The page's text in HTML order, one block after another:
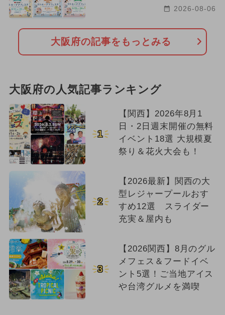
2026-08-06
大阪府の記事をもっとみる
大阪府の人気記事ランキング
1
【関西】2026年8月1
日・2日週末開催の無料
イベント18選 大規模夏
祭り＆花火大会も！
2
【2026最新】関西の大
型レジャープールおす
すめ12選 スライダー
充実＆屋内も
3
【2026関西】8月のグル
メフェス＆フードイベ
ント5選！ご当地アイス
や台湾グルメを満喫